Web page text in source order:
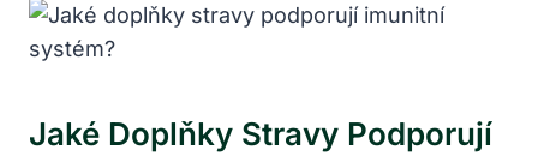
Jaké Doplňky Stravy Podporují